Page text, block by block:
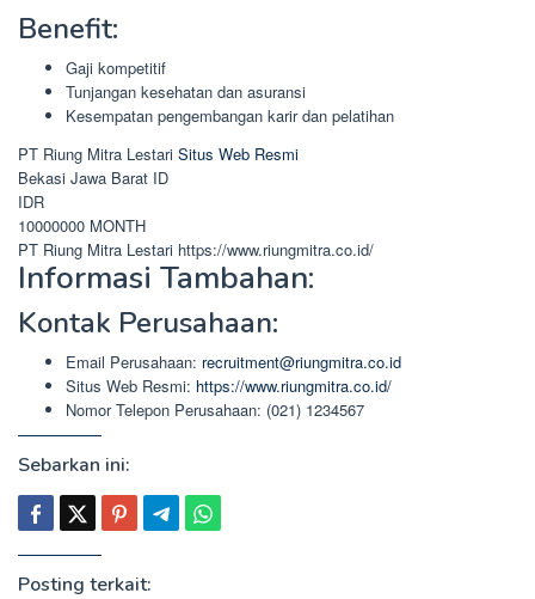
Benefit:
Gaji kompetitif
Tunjangan kesehatan dan asuransi
Kesempatan pengembangan karir dan pelatihan
PT Riung Mitra Lestari Situs Web Resmi
Bekasi Jawa Barat ID
IDR
10000000 MONTH
PT Riung Mitra Lestari https://www.riungmitra.co.id/
Informasi Tambahan:
Kontak Perusahaan:
Email Perusahaan: recruitment@riungmitra.co.id
Situs Web Resmi: https://www.riungmitra.co.id/
Nomor Telepon Perusahaan: (021) 1234567
Sebarkan ini:
Posting terkait: